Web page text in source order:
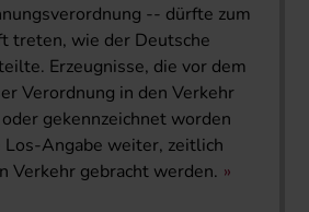
-- dürfte zum
treten, wie der Deutsche
Erzeugnisse, die vor dem
Verordnung in den Verkehr
gekennzeichnet worden
Los-Angabe weiter, zeitlich
Verkehr gebracht werden.